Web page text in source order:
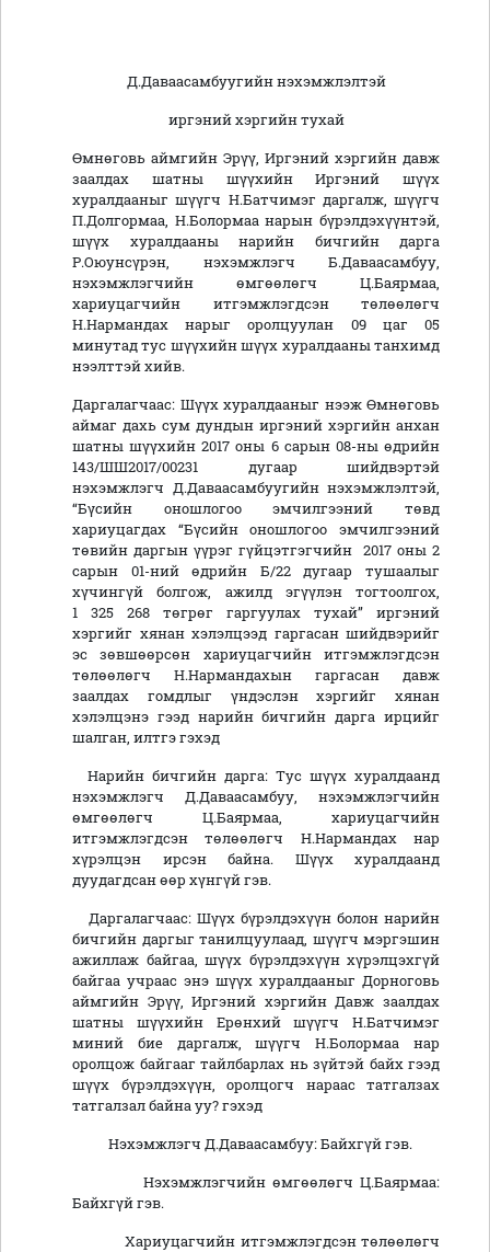
Д.Даваасамбуугийн нэхэмжлэлтэй
иргэний хэргийн тухай
Өмнөговь аймгийн Эрүү, Иргэний хэргийн давж
заалдах шатны шүүхийн Иргэний шүүх
хуралдааныг шүүгч Н.Батчимэг даргалж, шүүгч
П.Долгормаа, Н.Болормаа нарын бүрэлдэхүүнтэй,
шүүх хуралдааны нарийн бичгийн дарга
Р.Оюунсүрэн, нэхэмжлэгч Б.Даваасамбуу,
нэхэмжлэгчийн өмгөөлөгч Ц.Баярмаа,
хариуцагчийн итгэмжлэгдсэн төлөөлөгч
Н.Нармандах нарыг оролцуулан 09 цаг 05
минутад тус шүүхийн шүүх хуралдааны танхимд
нээлттэй хийв.
Даргалагчаас: Шүүх хуралдааныг нээж Өмнөговь
аймаг дахь сум дундын иргэний хэргийн анхан
шатны шүүхийн 2017 оны 6 сарын 08-ны өдрийн
143/ШШ2017/00231 дугаар шийдвэртэй
нэхэмжлэгч Д.Даваасамбуугийн нэхэмжлэлтэй,
“Бүсийн оношлогоо эмчилгээний төвд
хариуцагдах “Бүсийн оношлогоо эмчилгээний
төвийн даргын үүрэг гүйцэтгэгчийн 2017 оны 2
сарын 01-ний өдрийн Б/22 дугаар тушаалыг
хүчингүй болгож, ажилд эгүүлэн тогтоолгох,
1 325 268 төгрөг гаргуулах тухай” иргэний
хэргийг хянан хэлэлцээд гаргасан шийдвэрийг
эс зөвшөөрсөн хариуцагчийн итгэмжлэгдсэн
төлөөлөгч Н.Нармандахын гаргасан давж
заалдах гомдлыг үндэслэн хэргийг хянан
хэлэлцэнэ гээд нарийн бичгийн дарга ирцийг
шалган, илтгэ гэхэд
Нарийн бичгийн дарга: Тус шүүх хуралдаанд
нэхэмжлэгч Д.Даваасамбуу, нэхэмжлэгчийн
өмгөөлөгч Ц.Баярмаа, хариуцагчийн
итгэмжлэгдсэн төлөөлөгч Н.Нармандах нар
хүрэлцэн ирсэн байна. Шүүх хуралдаанд
дуудагдсан өөр хүнгүй гэв.
Даргалагчаас: Шүүх бүрэлдэхүүн болон нарийн
бичгийн даргыг танилцуулаад, шүүгч мэргэшин
ажиллаж байгаа, шүүх бүрэлдэхүүн хүрэлцэхгүй
байгаа учраас энэ шүүх хуралдааныг Дорноговь
аймгийн Эрүү, Иргэний хэргийн Давж заалдах
шатны шүүхийн Ерөнхий шүүгч Н.Батчимэг
миний бие даргалж, шүүгч Н.Болормаа нар
оролцож байгааг тайлбарлах нь зүйтэй байх гээд
шүүх бүрэлдэхүүн, оролцогч нараас татгалзах
татгалзал байна уу? гэхэд
Нэхэмжлэгч Д.Даваасамбуу: Байхгүй гэв.
Нэхэмжлэгчийн өмгөөлөгч Ц.Баярмаа:
Байхгүй гэв.
Хариуцагчийн итгэмжлэгдсэн төлөөлөгч